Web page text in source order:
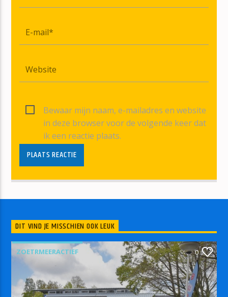
Bewaar mijn naam, e-mailadres en website
in deze browser voor de volgende keer dat
ik een reactie plaats.
DIT VIND JE MISSCHIEN OOK LEUK
ZOETRMEERACTIEF 0